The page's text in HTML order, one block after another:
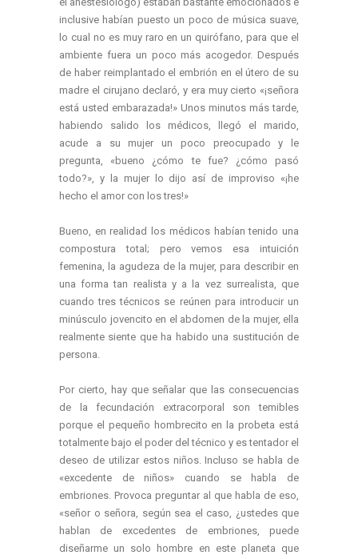
inclusive habían puesto un poco de música suave,
lo cual no es muy raro en un quirófano, para que el
ambiente fuera un poco más acogedor. Después
de haber reimplantado el embrión en el útero de su
madre el cirujano declaró, y era muy cierto «¡señora
está usted embarazada!» Unos minutos más tarde,
habiendo salido los médicos, llegó el marido,
acude a su mujer un poco preocupado y le
pregunta, «bueno ¿cómo te fue? ¿cómo pasó
todo?», y la mujer lo dijo así de improviso «¡he
hecho el amor con los tres!»
Bueno, en realidad los médicos habían tenido una
compostura total; pero vemos esa intuición
femenina, la agudeza de la mujer, para describir en
una forma tan realista y a la vez surrealista, que
cuando tres técnicos se reúnen para introducir un
minúsculo jovencito en el abdomen de la mujer, ella
realmente siente que ha habido una sustitución de
persona.
Por cierto, hay que señalar que las consecuencias
de la fecundación extracorporal son temibles
porque el pequeño hombrecito en la probeta está
totalmente bajo el poder del técnico y es tentador el
deseo de utilizar estos niños. Incluso se habla de
«excedente de niños» cuando se habla de
embriones. Provoca preguntar al que habla de eso,
«señor o señora, según sea el caso, ¿ustedes que
hablan de excedentes de embriones, puede
diseñarme un solo hombre en este planeta que